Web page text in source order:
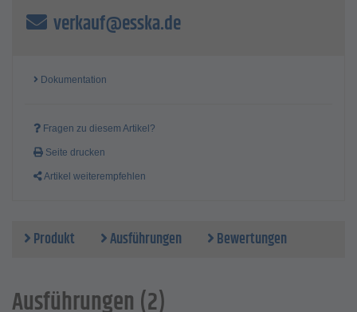
verkauf@esska.de
Dokumentation
Fragen zu diesem Artikel?
Seite drucken
Artikel weiterempfehlen
Produkt Ausführungen Bewertungen
Ausführungen (2)